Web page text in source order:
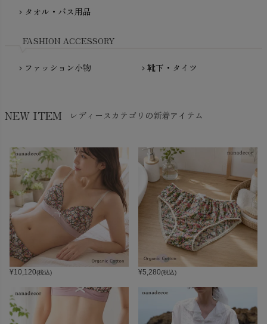
NewNative（ニューネイティブ）
chevron_right タオル・バス用品
FASHION ACCESSORY
chevron_right ファッション小物 chevron_right 靴下・タイツ
NEW ITEM レディースカテゴリの新着アイテム
¥10,120(税込) ¥5,280(税込)